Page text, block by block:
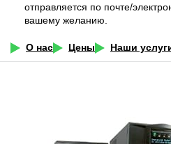
отправляется по почте/
вашему желанию.
О нас Цены Наши